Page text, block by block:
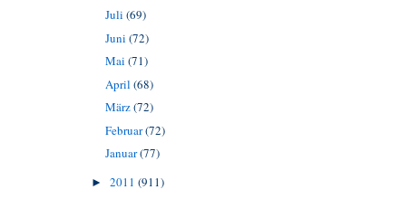
Juli (69)
Juni (72)
Mai (71)
April (68)
März(72)
Februar(72)
Januar(77)
► 2011 (911)